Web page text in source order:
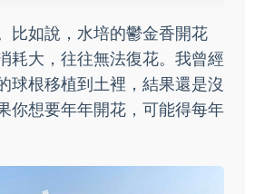
比如說，水培的鬱金香開花
耗大，往往無法復花。我曾經
球根移植到土裡，結果還是沒
你想要年年開花，可能得每年